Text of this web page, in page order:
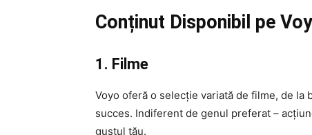
Conținut Disponibil pe
1. Filme
Voyo oferă o selecție variată de filme, de
succes. Indiferent de genul preferat –
gustul tău.